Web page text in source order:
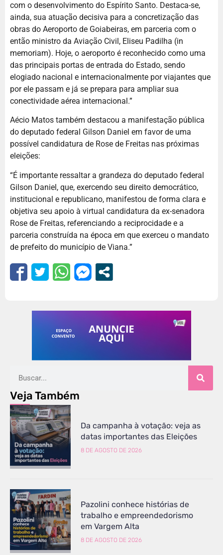
com o desenvolvimento do Espírito Santo. Destaca-se,
ainda, sua atuação decisiva para a concretização das
obras do Aeroporto de Goiabeiras, em parceria com o
então ministro da Aviação Civil, Eliseu Padilha (in
memoriam). Hoje, o aeroporto é reconhecido como uma
das principais portas de entrada do Estado, sendo
elogiado nacional e internacionalmente por viajantes que
por ele passam e já se prepara para ampliar sua
conectividade aérea internacional.”
Aécio Matos também destacou a manifestação pública
do deputado federal Gilson Daniel em favor de uma
possível candidatura de Rose de Freitas nas próximas
eleições:
“É importante ressaltar a grandeza do deputado federal
Gilson Daniel, que, exercendo seu direito democrático,
institucional e republicano, manifestou de forma clara e
objetiva seu apoio à virtual candidatura da ex-senadora
Rose de Freitas, referenciando a reciprocidade e a
parceria construída na época em que exerceu o mandato
de prefeito do município de Viana.”
Veja Também
Da campanha à votação: veja as
datas importantes das Eleições
8 DE AGOSTO DE 2026
Pazolini conhece histórias de
trabalho e empreendedorismo
em Vargem Alta
8 DE AGOSTO DE 2026